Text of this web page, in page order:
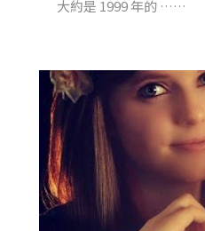
大約是 1999 年的 ……